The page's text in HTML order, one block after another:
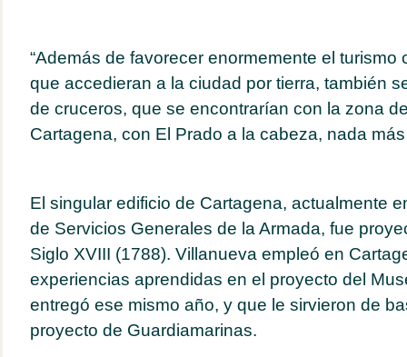
“Además de favorecer enormemente el turismo
que accedieran a la ciudad por tierra, también
de cruceros, que se encontrarían con la zona
Cartagena, con El Prado a la cabeza, nada
El singular edificio de Cartagena, actualmente
de Servicios Generales de la Armada, fue
Siglo XVIII (1788). Villanueva empleó en
experiencias aprendidas en el proyecto del
entregó ese mismo año, y que le sirvieron de
proyecto de Guardiamarinas.